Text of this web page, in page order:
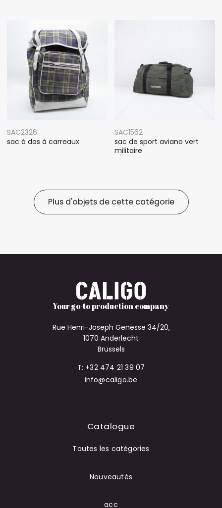
SAC2326
sac à dos à carreaux
SAC1562
sac de sport aviano vert
militaire
Plus d'objets de cette catégorie
Your go-to production company
Rue Henri-Joseph Genesse 34/20,
1070 Anderlecht
Brussels
T: +32 474 21 39 07
info@caligo.be
Catalogue
Toutes les catégories
Nouveautés
acc